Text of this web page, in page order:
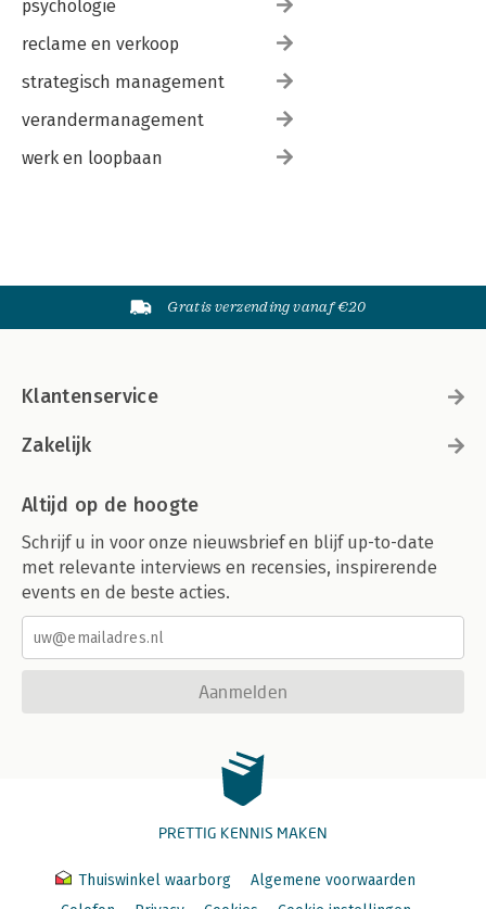
psychologie
reclame en verkoop
strategisch management
verandermanagement
werk en loopbaan
Gratis verzending vanaf €20
Klantenservice
Zakelijk
Altijd op de hoogte
Schrijf u in voor onze nieuwsbrief en blijf up-to-date
met relevante interviews en recensies, inspirerende
events en de beste acties.
Aanmelden
PRETTIG KENNIS MAKEN
Thuiswinkel waarborg
Algemene voorwaarden